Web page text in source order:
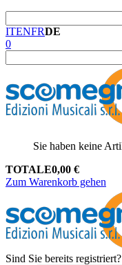
ITENFRDE
0
Sie haben keine
TOTALE0,00 €
Zum Warenkorb gehen
Sind Sie bereits registriert?